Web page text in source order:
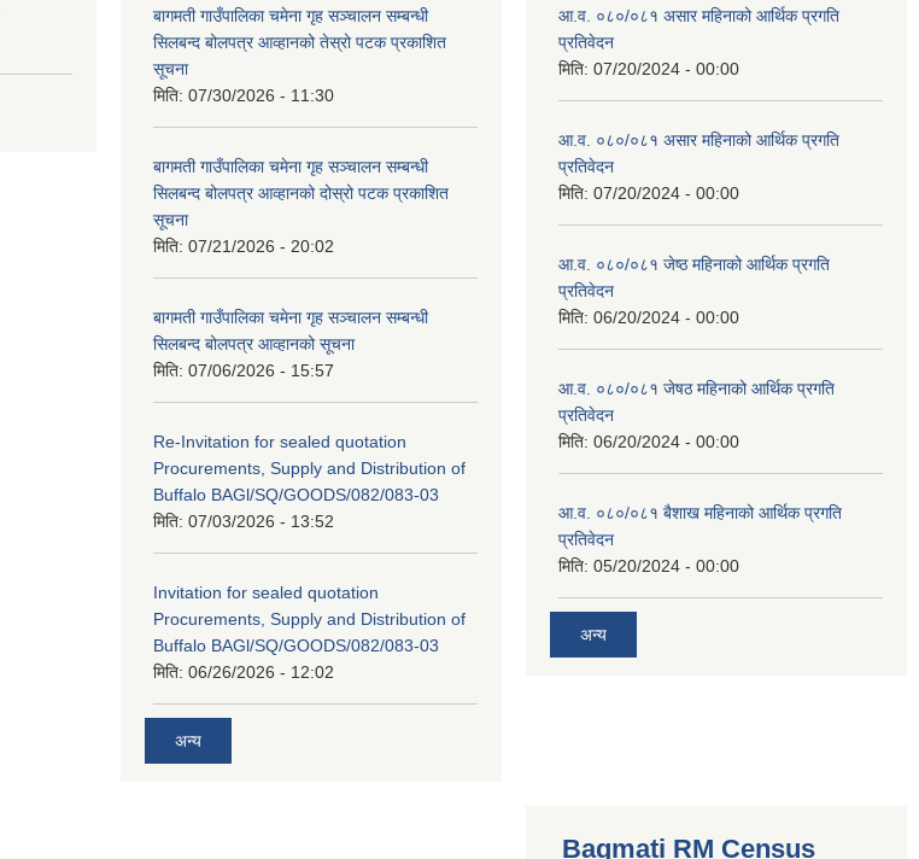
बागमती गाउँपालिका चमेना गृह सञ्चालन सम्बन्धी
सिलबन्द बोलपत्र आव्हानको तेस्रो पटक प्रकाशित
सूचना
मिति: 07/30/2026 - 11:30
बागमती गाउँपालिका चमेना गृह सञ्चालन सम्बन्धी
सिलबन्द बोलपत्र आव्हानको दोस्रो पटक प्रकाशित
सूचना
मिति: 07/21/2026 - 20:02
बागमती गाउँपालिका चमेना गृह सञ्चालन सम्बन्धी
सिलबन्द बोलपत्र आव्हानको सूचना
मिति: 07/06/2026 - 15:57
Re-Invitation for sealed quotation
Procurements, Supply and Distribution of
Buffalo BAGl/SQ/GOODS/082/083-03
मिति: 07/03/2026 - 13:52
Invitation for sealed quotation
Procurements, Supply and Distribution of
Buffalo BAGl/SQ/GOODS/082/083-03
मिति: 06/26/2026 - 12:02
अन्य
आ.व. ०८०/०८१ असार महिनाको आर्थिक प्रगति
प्रतिवेदन
मिति: 07/20/2024 - 00:00
आ.व. ०८०/०८१ असार महिनाको आर्थिक प्रगति
प्रतिवेदन
मिति: 07/20/2024 - 00:00
आ.व. ०८०/०८१ जेष्ठ महिनाको आर्थिक प्रगति
प्रतिवेदन
मिति: 06/20/2024 - 00:00
आ.व. ०८०/०८१ जेषठ महिनाको आर्थिक प्रगति
प्रतिवेदन
मिति: 06/20/2024 - 00:00
आ.व. ०८०/०८१ बैशाख महिनाको आर्थिक प्रगति
प्रतिवेदन
मिति: 05/20/2024 - 00:00
अन्य
Bagmati RM Census